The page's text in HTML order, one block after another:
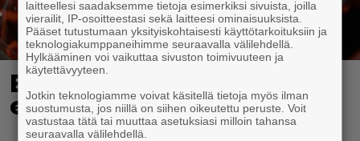
Eurojackpotista 80 000
euroa Suomeen – tänne
laitteellesi saadaksemme tietoja esimerkiksi sivuista, joilla
vierailit, IP-osoitteestasi sekä laitteesi ominaisuuksista.
Pääset tutustumaan yksityiskohtaisesti käyttötarkoituksiin ja
teknologiakumppaneihimme seuraavalla välilehdellä.
Hylkääminen voi vaikuttaa sivuston toimivuuteen ja
käytettävyyteen.
Jotkin teknologiamme voivat käsitellä tietoja myös ilman
suostumusta, jos niillä on siihen oikeutettu peruste. Voit
vastustaa tätä tai muuttaa asetuksiasi milloin tahansa
seuraavalla välilehdellä.